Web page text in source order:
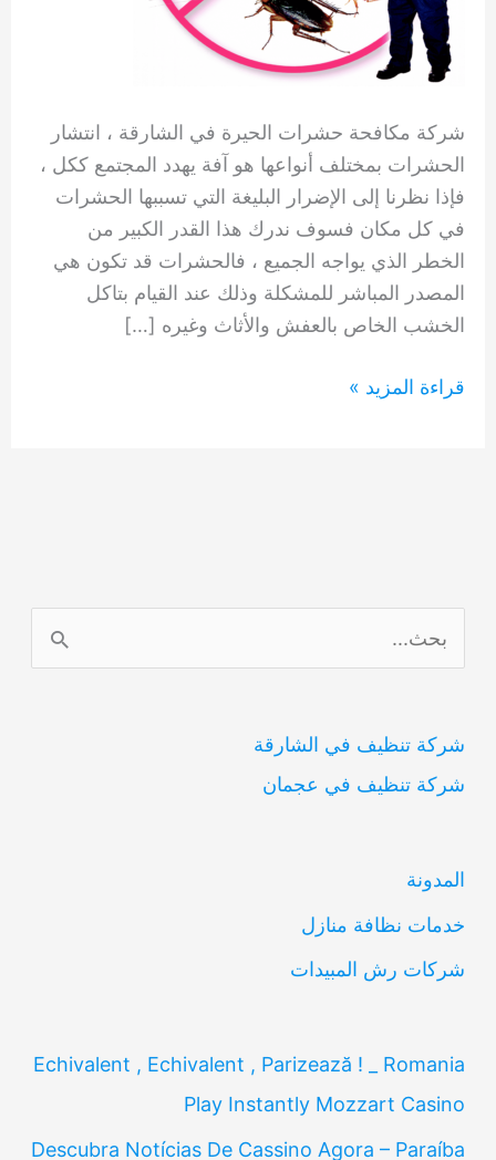
شركة مكافحة حشرات الحيرة في الشارقة ، انتشار
الحشرات بمختلف أنواعها هو آفة يهدد المجتمع ككل ،
فإذا نظرنا إلى الإضرار البليغة التي تسببها الحشرات
في كل مكان فسوف ندرك هذا القدر الكبير من
الخطر الذي يواجه الجميع ، فالحشرات قد تكون هي
المصدر المباشر للمشكلة وذلك عند القيام بتاكل
الخشب الخاص بالعفش والأثاث وغيره […]
شركة
قراءة المزيد »
ل
ح
ث
ن
شركة تنظيف في الشارقة
شركة تنظيف في عجمان
المدونة
خدمات نظافة منازل
شركات رش المبيدات
Echivalent , Echivalent , Parizează ! _ Romania
Play Instantly Mozzart Casino
Descubra Notícias De Cassino Agora – Paraíba